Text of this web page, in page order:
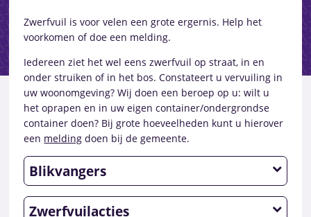
Zwerfvuil is voor velen een grote ergernis. Help het
voorkomen of doe een melding.
Iedereen ziet het wel eens zwerfvuil op straat, in en
onder struiken of in het bos. Constateert u vervuiling in
uw woonomgeving? Wij doen een beroep op u: wilt u
het oprapen en in uw eigen container/ondergrondse
container doen? Bij grote hoeveelheden kunt u hierover
een melding doen bij de gemeente.
Blikvangers
Zwerfvuilacties